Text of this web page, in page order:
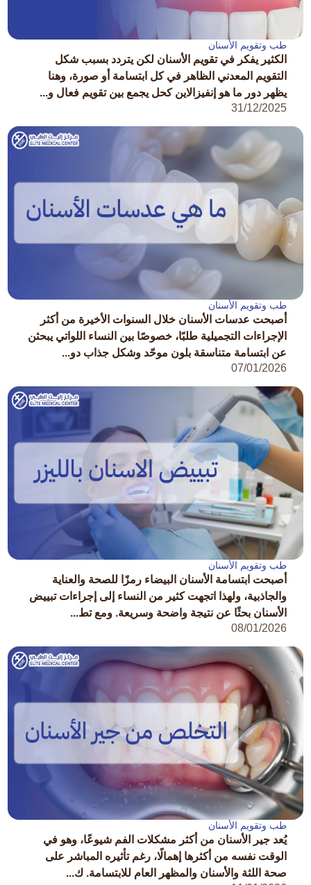
طب وتقويم الأسنان
الكثير يفكر في تقويم الأسنان لكن يتردد بسبب شكل
التقويم المعدني الظاهر في كل ابتسامة أو صورة، وهنا
يظهر دور ما هو إنفيزالاين كحل يجمع بين تقويم فعال و...
31/12/2025
طب وتقويم الأسنان
أصبحت عدسات الأسنان خلال السنوات الأخيرة من أكثر
الإجراءات التجميلية طلبًا، خصوصًا بين النساء اللواتي يبحثن
عن ابتسامة متناسقة بلون موحّد وشكل جذاب دو...
07/01/2026
طب وتقويم الأسنان
أصبحت ابتسامة الأسنان البيضاء رمزًا للصحة والعناية
والجاذبية، ولهذا اتجهت كثير من النساء إلى إجراءات تبييض
الأسنان بحثًا عن نتيجة واضحة وسريعة. ومع تط...
08/01/2026
طب وتقويم الأسنان
يُعد جير الأسنان من أكثر مشكلات الفم شيوعًا، وهو في
الوقت نفسه من أكثرها إهمالًا، رغم تأثيره المباشر على
صحة اللثة والأسنان والمظهر العام للابتسامة. ك...